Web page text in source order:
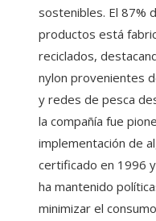
sostenibles. El 87%
productos está
reciclados,
nylon provenientes
y redes de pesca
la compañía fue
implementación de
certificado en 1996
ha mantenido
minimizar el